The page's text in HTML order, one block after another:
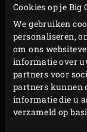
Cookies op je Big
We gebruiken
personaliseren,
om ons
informatie over
partners voor
partners kunnen
informatie die u
verzameld op
fijn.
visvlees
fraîche en
en breng
Serveer de
toast.